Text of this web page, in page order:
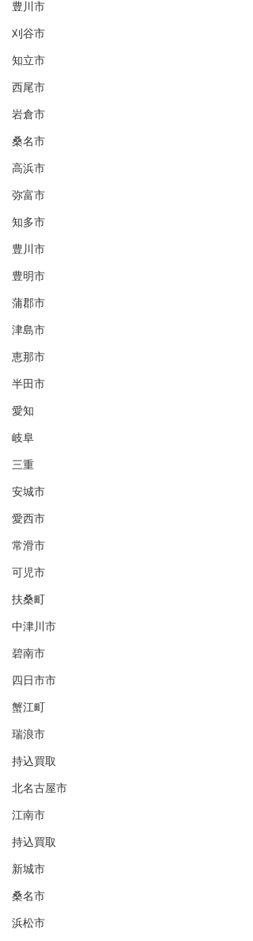
豊川市
刈谷市
知立市
西尾市
岩倉市
桑名市
高浜市
弥富市
知多市
豊川市
豊明市
蒲郡市
津島市
恵那市
半田市
愛知
岐阜
三重
安城市
愛西市
常滑市
可児市
扶桑町
中津川市
碧南市
四日市市
蟹江町
瑞浪市
持込買取
北名古屋市
江南市
持込買取
新城市
桑名市
浜松市